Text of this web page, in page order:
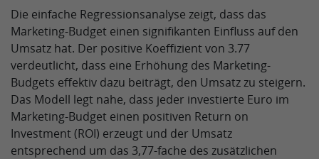
Die einfache Regressionsanalyse zeigt, dass das
Marketing-Budget einen signifikanten Einfluss auf den
Umsatz hat. Der positive Koeffizient von 3.77
verdeutlicht, dass eine Erhöhung des Marketing-
Budgets effektiv dazu beiträgt, den Umsatz zu steigern.
Das Modell legt nahe, dass jeder investierte Euro im
Marketing-Budget einen positiven Return on
Investment (ROI) erzeugt und der Umsatz
entsprechend um das 3,77-fache des zusätzlichen